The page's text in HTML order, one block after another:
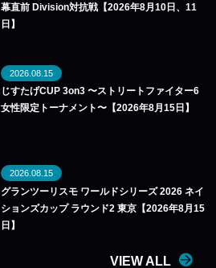
幕直前 Division対抗戦【2026年8月10日、11
日】
2026.08.15
じすたげCUP 3on3 〜ストリートファイター6
女性限定トーナメント〜【2026年8月15日】
2026.08.15
グランツーリスモ ワールドシリーズ 2026 ネイ
ションズカップ ラウンド2 東京【2026年8月15
日】
VIEW ALL